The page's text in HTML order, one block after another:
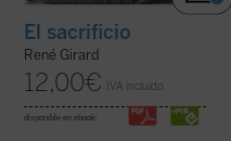
El sacrificio
René Girard
12,00€ IVA incluido
disponible en ebook: